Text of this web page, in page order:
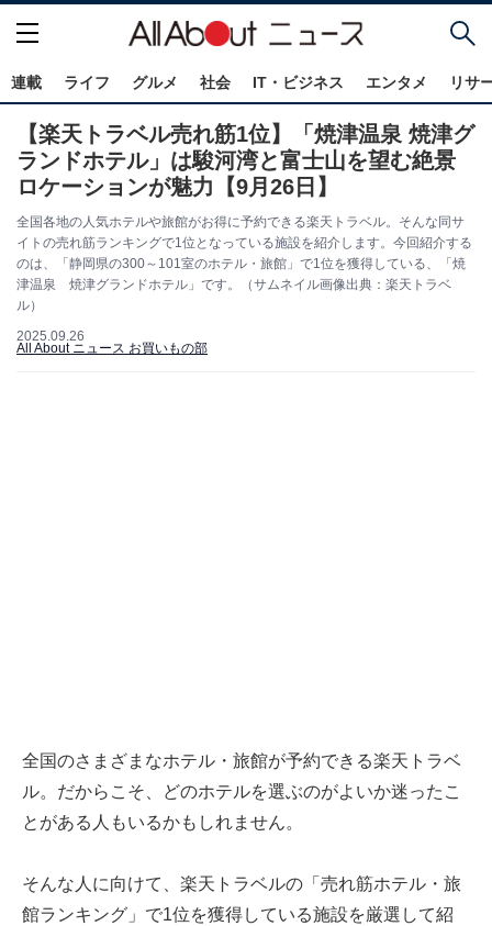
連載 ライフ グルメ 社会 IT・ビジネス エンタメ リサ
【楽天トラベル売れ筋1位】「焼津温泉 焼津グ
ランドホテル」は駿河湾と富士山を望む絶景
ロケーションが魅力【9月26日】
全国各地の人気ホテルや旅館がお得に予約できる楽天トラベル。そんな同サ
イトの売れ筋ランキングで1位となっている施設を紹介します。今回紹介する
のは、「静岡県の300～101室のホテル・旅館」で1位を獲得している、「焼
津温泉 焼津グランドホテル」です。（サムネイル画像出典：楽天トラベ
ル）
2025.09.26
All About ニュース お買いもの部
全国のさまざまなホテル・旅館が予約できる楽天トラベ
ル。だからこそ、どのホテルを選ぶのがよいか迷ったこ
とがある人もいるかもしれません。
そんな人に向けて、楽天トラベルの「売れ筋ホテル・旅
館ランキング」で1位を獲得している施設を厳選して紹